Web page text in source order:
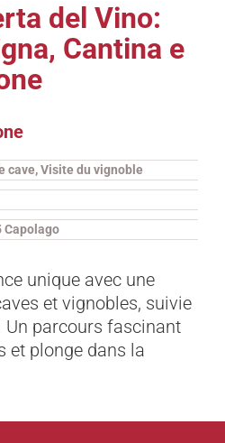
del Vino:
Cantina e
cave, Visite du vignoble
Capolago
unique avec une
et vignobles, suivie
Un parcours fascinant
et plonge dans la